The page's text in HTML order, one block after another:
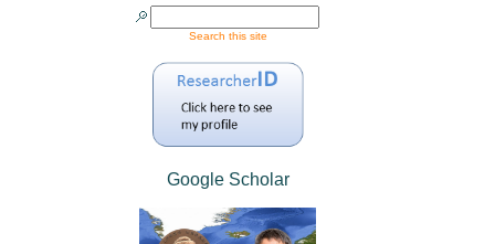
Search this site
Google Scholar